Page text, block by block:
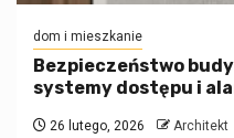
dom i mieszkanie
Bezpieczeństwo
systemy dostępu i
26 lutego, 2026 Architekt